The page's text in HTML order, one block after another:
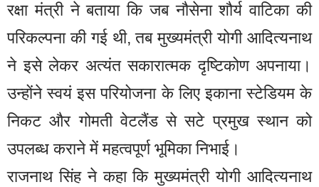
रक्षा मंत्री ने बताया कि जब नौसेना शौर्य वाटिका की
परिकल्पना की गई थी, तब मुख्यमंत्री योगी आदित्यनाथ
ने इसे लेकर अत्यंत सकारात्मक दृष्टिकोण अपनाया।
उन्होंने स्वयं इस परियोजना के लिए इकाना स्टेडियम के
निकट और गोमती वेटलैंड से सटे प्रमुख स्थान को
उपलब्ध कराने में महत्वपूर्ण भूमिका निभाई।
राजनाथ सिंह ने कहा कि मुख्यमंत्री योगी आदित्यनाथ